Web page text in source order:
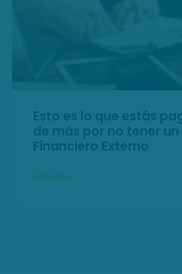
Esto es lo que estás
de más por no tener
Financiero Externo